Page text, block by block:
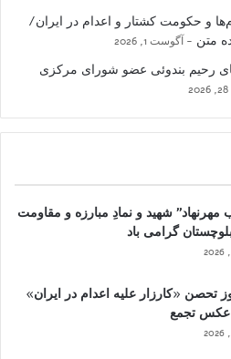
و حکومت کشتار و اعدام در ایران/
متن
آگوست 1, 2026
رحیم بندوئی عضو شورای مرکزی
مهرنهاد” شهید و نمادِ مبارزه و مقاومت
گرامی باد
تحصن «کارزار علیه اعدام در ایران»
عکس تجمع